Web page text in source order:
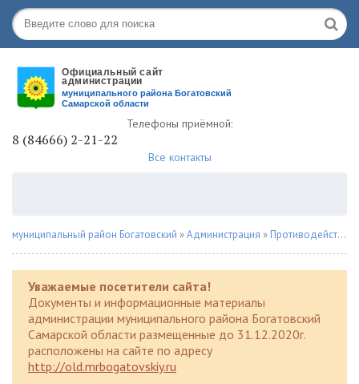
Телефоны приёмной:
8 (84666) 2-21-22
Все контакты
муниципальный район Богатовский »Администрация » Противодействие коррупции
Уважаемые посетители сайта!
Документы и информационные материалы
администрации муниципального района Богатовский
Самарской области размещенные до 31.12.2020г.
расположены на сайте по адресу
http://old.mrbogatovskiy.ru